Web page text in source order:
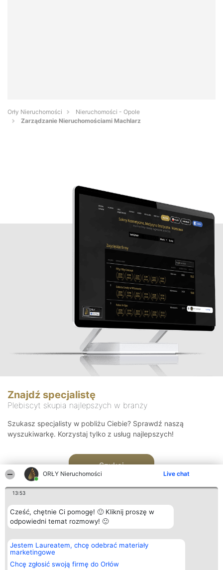
ORŁY Nieruchomości Live chat
13:53
Cześć, chętnie Ci pomogę! 🙂 Kliknij proszę w
odpowiedni temat rozmowy! 🙂
Jestem Laureatem, chcę odebrać materiały
marketingowe
Chcę zgłosić swoją firmę do Orłów
Orły Nieruchomości
Nieruchomości - Opole
Zarządzanie Nieruchomościami Machlarz
Znajdź specjalistę
Plebiscyt skupia najlepszych w branży
Szukasz specjalisty w pobliżu Ciebie? Sprawdź naszą
wyszukiwarkę. Korzystaj tylko z usług najlepszych!
Szukaj
Organizator plebiscytu
Bright Side Solutions sp. z o.
o. sp. k.
ul. Ruska 22
Wrocław 50-079
Plebiscyt
Laureaci
wszystkich
Laureatów
Kontakt
Kontakt